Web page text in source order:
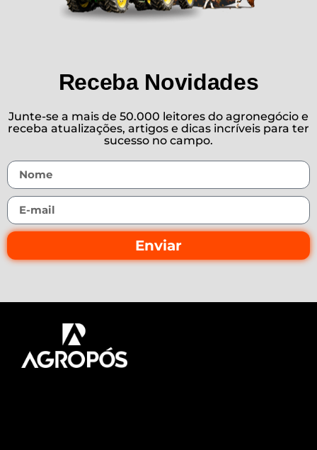
Receba Novidades
Junte-se a mais de 50.000 leitores do agronegócio e
receba atualizações, artigos e dicas incríveis para ter
sucesso no campo.
Enviar